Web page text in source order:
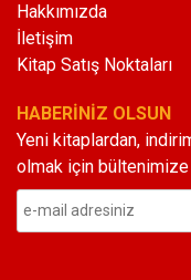
Hakkımızda
İletişim
Kitap Satış Noktaları
HABERİNİZ OLSUN
Yeni kitaplardan,
olmak için